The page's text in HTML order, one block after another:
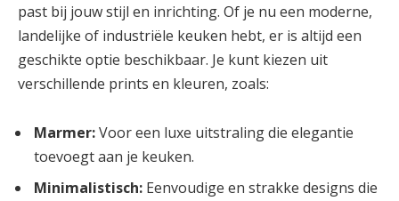
past bij jouw stijl en inrichting. Of je nu een moderne,
landelijke of industriële keuken hebt, er is altijd een
geschikte optie beschikbaar. Je kunt kiezen uit
verschillende prints en kleuren, zoals:
Marmer:Voor een luxe uitstraling die elegantie
toevoegt aan je keuken.
Minimalistisch: Eenvoudige en strakke designs die